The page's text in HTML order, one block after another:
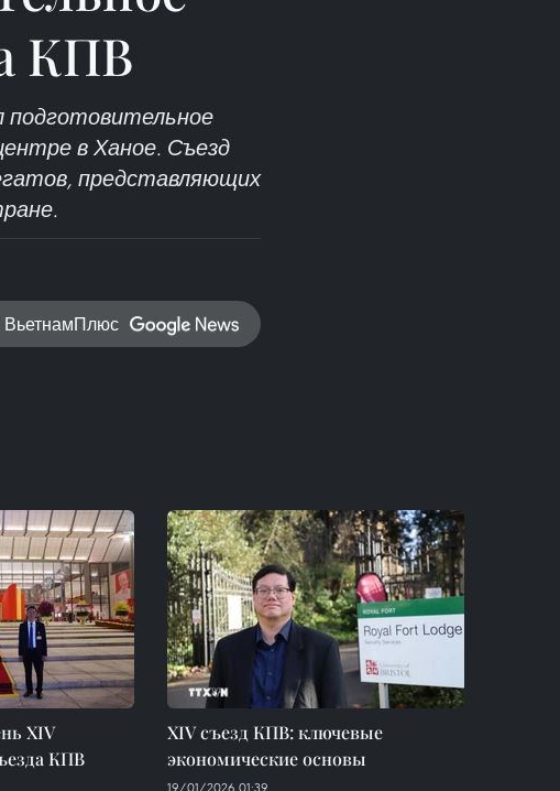
КПВ
подготовительное
в Ханое. Съезд
представляющих
ВьетнамПлюс
XIV
КПВ
XIV съезд КПВ: ключевые
экономические основы
19/01/2026 01:39